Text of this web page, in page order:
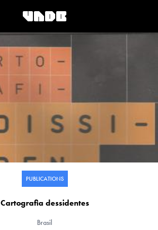
PUBLICATIONS
Cartografia dessidentes
Brasil